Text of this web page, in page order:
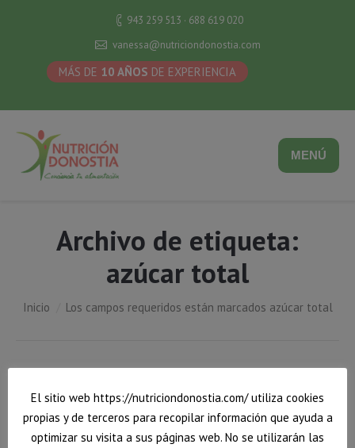
943 259 513 · 688 619 020
vanessa@nutriciondonostia.com
MÁS DE 10 AÑOS DE EXPERIENCIA
MENÚ
Archivo de etiqueta:
azúcar total
Estás aquí:
Inicio Los campos requeridos están marcados azúcar total
El sitio web https://nutriciondonostia.com/ utiliza cookies
propias y de terceros para recopilar información que ayuda a
optimizar su visita a sus páginas web. No se utilizarán las